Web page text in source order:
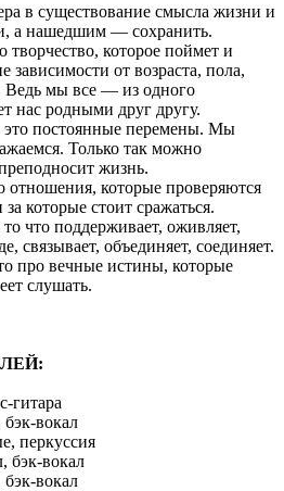
в существование смысла жизни и
нашедшим — сохранить.
которое поймет и
зависимости от возраста, пола,
Ведь мы все — из одного
нас родными друг другу.
постоянные перемены. Мы
Только так можно
жизнь.
которые проверяются
которые стоит сражаться.
что поддерживает, оживляет,
связывает, объединяет, соединяет.
про вечные истины, которые
слушать.
гитара
бэк-вокал
перкуссия
бэк-вокал
бэк-вокал